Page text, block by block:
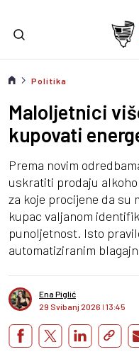
Politika
Maloljetnici
kupovati
Prema novim
uskratiti prodaju
za koje procijene da su
kupac valjanom
punoljetnost. Isto
automatiziranim
Ena Piglić
29 Svibanj 2026 I 13:45